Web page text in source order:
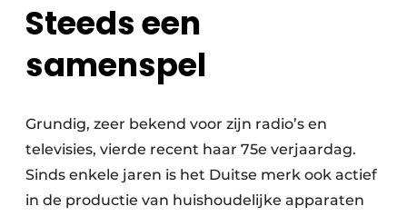
Steeds een
samenspel
Grundig, zeer bekend voor zijn radio’s en
televisies, vierde recent haar 75e verjaardag.
Sinds enkele jaren is het Duitse merk ook actief
in de productie van huishoudelijke apparaten